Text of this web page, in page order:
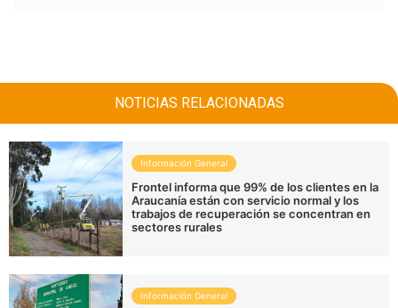
NOTICIAS RELACIONADAS
Información General
Frontel informa que 99% de los clientes en la
Araucanía están con servicio normal y los
trabajos de recuperación se concentran en
sectores rurales
Información General